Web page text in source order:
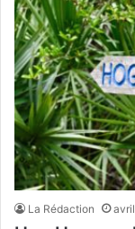
La Rédaction